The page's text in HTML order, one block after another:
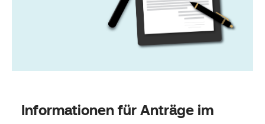
Informationen für Anträge im